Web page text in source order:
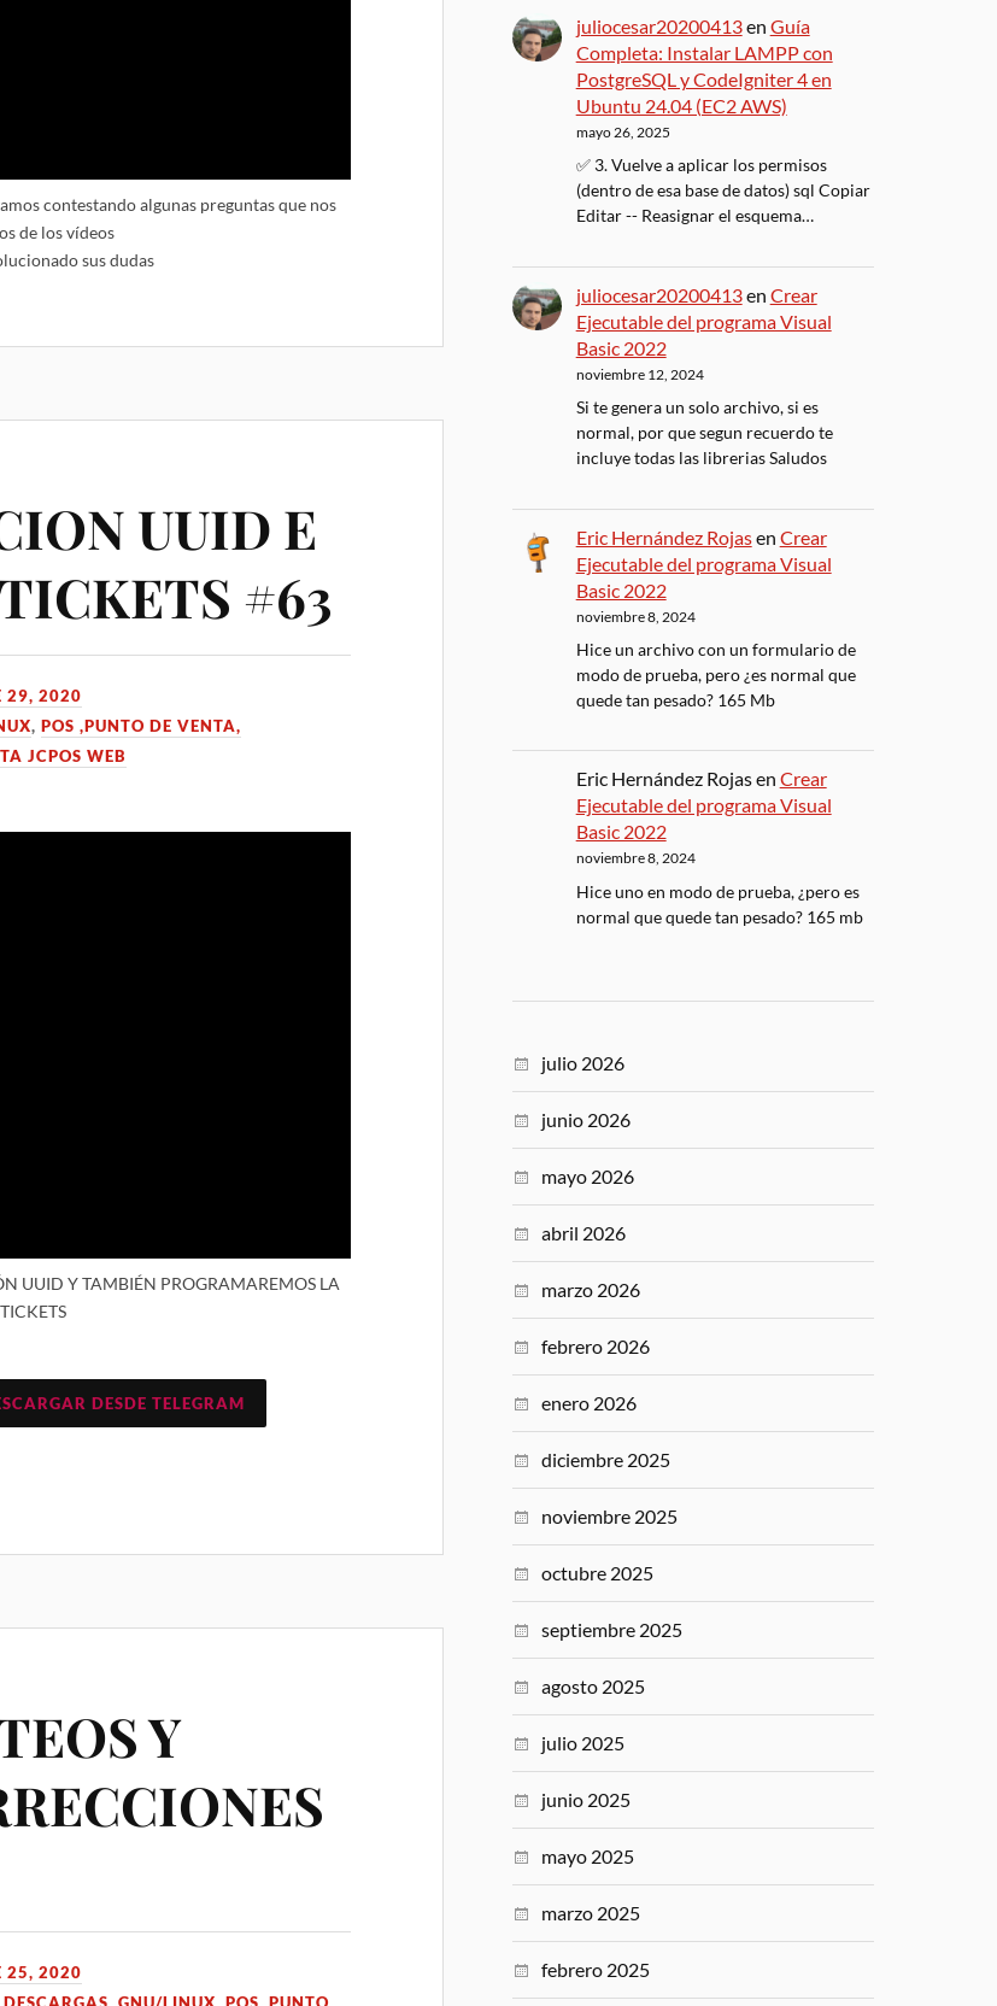
contestando algunas preguntas que nos
de los vídeos
sus dudas
UUID E
#63
29, 2020
,POS ,PUNTO DE VENTA,
JCPOS WEB
UUID Y TAMBIÉN PROGRAMAREMOS LA
DESDE TELEGRAM
Y
25, 2020
,DESCARGAS ,GNU/LINUX ,POS ,PUNTO
juliocesar20200413en Guía
Completa: Instalar LAMPP con
PostgreSQL y CodeIgniter 4 en
Ubuntu 24.04 (EC2 AWS)
mayo 26, 2025
✅ 3. Vuelve a aplicar los permisos
(dentro de esa base de datos) sql Copiar
Editar -- Reasignar el esquema…
juliocesar20200413en Crear
Ejecutable del programa Visual
Basic 2022
noviembre 12, 2024
Si te genera un solo archivo, si es
normal, por que segun recuerdo te
incluye todas las librerias Saludos
Eric Hernández Rojasen Crear
Ejecutable del programa Visual
Basic 2022
noviembre 8, 2024
Hice un archivo con un formulario de
modo de prueba, pero ¿es normal que
quede tan pesado? 165 Mb
Eric Hernández Rojasen Crear
Ejecutable del programa Visual
Basic 2022
noviembre 8, 2024
Hice uno en modo de prueba, ¿pero es
normal que quede tan pesado? 165 mb
julio 2026
junio 2026
mayo 2026
abril 2026
marzo 2026
febrero 2026
enero 2026
diciembre 2025
noviembre 2025
octubre 2025
septiembre 2025
agosto 2025
julio 2025
junio 2025
mayo 2025
marzo 2025
febrero 2025